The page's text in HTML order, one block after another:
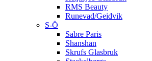
RMS Beauty
Runevad/Geidvik
S-Ö
Sabre Paris
Shanshan
Skrufs Glasbruk